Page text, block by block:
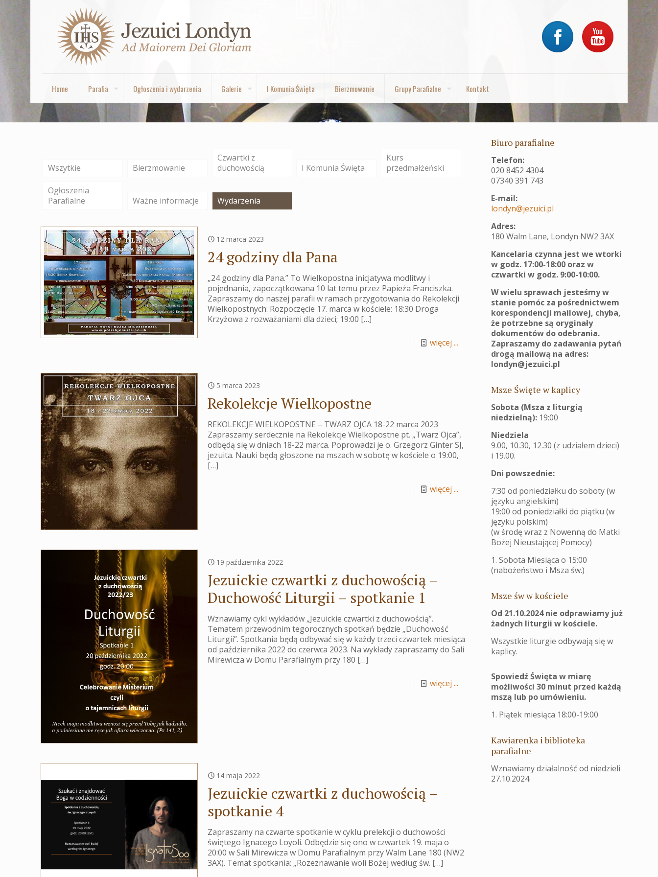
Home Parafia Ogłoszenia i wydarzenia Galerie I Komunia Święta Bierzmowanie Grupy Parafialne Kontakt
Wszytkie Bierzmowanie
Czwartki z
duchowością
I Komunia Święta
Kurs
przedmałżeński
Ogłoszenia
Parafialne
Ważne informacje Wydarzenia
12 marca 2023
24 godziny dla Pana
„24 godziny dla Pana.” To Wielkopostna inicjatywa modlitwy i
pojednania, zapoczątkowana 10 lat temu przez Papieża Franciszka.
Zapraszamy do naszej parafii w ramach przygotowania do Rekolekcji
Wielkopostnych: Rozpoczęcie 17. marca w kościele: 18:30 Droga
Krzyżowa z rozważaniami dla dzieci; 19:00 […]
więcej ...
5 marca 2023
Rekolekcje Wielkopostne
REKOLEKCJE WIELKOPOSTNE – TWARZ OJCA 18-22 marca 2023
Zapraszamy serdecznie na Rekolekcje Wielkopostne pt. „Twarz Ojca”,
odbędą się w dniach 18-22 marca. Poprowadzi je o. Grzegorz Ginter SJ,
jezuita. Nauki będą głoszone na mszach w sobotę w kościele o 19:00,
[…]
więcej ...
19 października 2022
Jezuickie czwartki z duchowością –
Duchowość Liturgii – spotkanie 1
Wznawiamy cykl wykładów „Jezuickie czwartki z duchowością”.
Tematem przewodnim tegorocznych spotkań będzie „Duchowość
Liturgii”. Spotkania będą odbywać się w każdy trzeci czwartek miesiąca
od października 2022 do czerwca 2023. Na wykłady zapraszamy do Sali
Mirewicza w Domu Parafialnym przy 180 […]
więcej ...
14 maja 2022
Jezuickie czwartki z duchowością –
spotkanie 4
Zapraszamy na czwarte spotkanie w cyklu prelekcji o duchowości
świętego Ignacego Loyoli. Odbędzie się ono w czwartek 19. maja o
20:00 w Sali Mirewicza w Domu Parafialnym przy Walm Lane 180 (NW2
3AX). Temat spotkania: „Rozeznawanie woli Bożej według św. […]
Biuro parafialne
Telefon:
020 8452 4304
07340 391 743
E-mail:
londyn@jezuici.pl
Adres:
180 Walm Lane, Londyn NW2 3AX
Kancelaria czynna jest we wtorki
w godz. 17:00-18:00 oraz w
czwartki w godz. 9:00-10:00.
W wielu sprawach jesteśmy w
stanie pomóc za pośrednictwem
korespondencji mailowej, chyba,
że potrzebne są oryginały
dokumentów do odebrania.
Zapraszamy do zadawania pytań
drogą mailową na adres:
londyn@jezuici.pl
Msze Święte w kaplicy
Sobota (Msza z liturgią
niedzielną): 19:00
Niedziela
9.00, 10.30, 12.30 (z udziałem dzieci)
i 19.00.
Dni powszednie:
7:30 od poniedziałku do soboty (w
języku angielskim)
19:00 od poniedziałki do piątku (w
języku polskim)
(w środę wraz z Nowenną do Matki
Bożej Nieustającej Pomocy)
1. Sobota Miesiąca o 15:00
(nabożeństwo i Msza św.)
Msze św w kościele
Od 21.10.2024 nie odprawiamy już
żadnych liturgii w kościele.
Wszystkie liturgie odbywają się w
kaplicy.
Spowiedź Święta w miarę
możliwości 30 minut przed każdą
mszą lub po umówieniu.
1. Piątek miesiąca 18:00-19:00
Kawiarenka i biblioteka
parafialne
Wznawiamy działalność od niedzieli
27.10.2024.